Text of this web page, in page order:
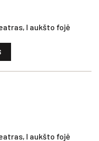
I aukšto fojė
I aukšto fojė